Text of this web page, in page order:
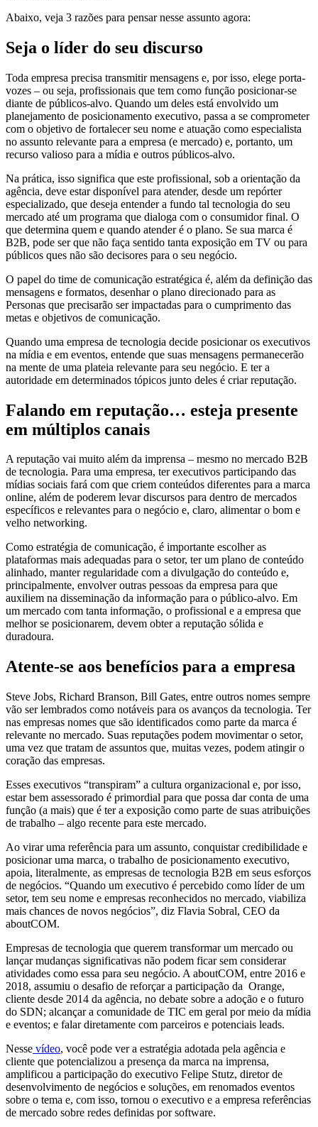
Abaixo, veja 3 razões para pensar nesse assunto agora:
Seja o líder do seu discurso
Toda empresa precisa transmitir mensagens e, por isso, elege porta-
vozes – ou seja, profissionais que tem como função posicionar-se
diante de públicos-alvo. Quando um deles está envolvido um
planejamento de posicionamento executivo, passa a se comprometer
com o objetivo de fortalecer seu nome e atuação como especialista
no assunto relevante para a empresa (e mercado) e, portanto, um
recurso valioso para a mídia e outros públicos-alvo.
Na prática, isso significa que este profissional, sob a orientação da
agência, deve estar disponível para atender, desde um repórter
especializado, que deseja entender a fundo tal tecnologia do seu
mercado até um programa que dialoga com o consumidor final. O
que determina quem e quando atender é o plano. Se sua marca é
B2B, pode ser que não faça sentido tanta exposição em TV ou para
públicos ques não são decisores para o seu negócio.
O papel do time de comunicação estratégica é, além da definição das
mensagens e formatos, desenhar o plano direcionado para as
Personas que precisarão ser impactadas para o cumprimento das
metas e objetivos de comunicação.
Quando uma empresa de tecnologia decide posicionar os executivos
na mídia e em eventos, entende que suas mensagens permanecerão
na mente de uma plateia relevante para seu negócio. E ter a
autoridade em determinados tópicos junto deles é criar reputação.
Falando em reputação… esteja presente
em múltiplos canais
A reputação vai muito além da imprensa – mesmo no mercado B2B
de tecnologia. Para uma empresa, ter executivos participando das
mídias sociais fará com que criem conteúdos diferentes para a marca
online, além de poderem levar discursos para dentro de mercados
específicos e relevantes para o negócio e, claro, alimentar o bom e
velho networking.
Como estratégia de comunicação, é importante escolher as
plataformas mais adequadas para o setor, ter um plano de conteúdo
alinhado, manter regularidade com a divulgação do conteúdo e,
principalmente, envolver outras pessoas da empresa para que
auxiliem na disseminação da informação para o público-alvo. Em
um mercado com tanta informação, o profissional e a empresa que
melhor se posicionarem, devem obter a reputação sólida e
duradoura.
Atente-se aos benefícios para a empresa
Steve Jobs, Richard Branson, Bill Gates, entre outros nomes sempre
vão ser lembrados como notáveis para os avanços da tecnologia. Ter
nas empresas nomes que são identificados como parte da marca é
relevante no mercado. Suas reputações podem movimentar o setor,
uma vez que tratam de assuntos que, muitas vezes, podem atingir o
coração das empresas.
Esses executivos “transpiram” a cultura organizacional e, por isso,
estar bem assessorado é primordial para que possa dar conta de uma
função (a mais) que é ter a exposição como parte de suas atribuições
de trabalho – algo recente para este mercado.
Ao virar uma referência para um assunto, conquistar credibilidade e
posicionar uma marca, o trabalho de posicionamento executivo,
apoia, literalmente, as empresas de tecnologia B2B em seus esforços
de negócios. “Quando um executivo é percebido como líder de um
setor, tem seu nome e empresas reconhecidos no mercado, viabiliza
mais chances de novos negócios”, diz Flavia Sobral, CEO da
aboutCOM.
Empresas de tecnologia que querem transformar um mercado ou
lançar mudanças significativas não podem ficar sem considerar
atividades como essa para seu negócio. A aboutCOM, entre 2016 e
2018, assumiu o desafio de reforçar a participação da Orange,
cliente desde 2014 da agência, no debate sobre a adoção e o futuro
do SDN; alcançar a comunidade de TIC em geral por meio da mídia
e eventos; e falar diretamente com parceiros e potenciais leads.
Nesse vídeo, você pode ver a estratégia adotada pela agência e
cliente que potencializou a presença da marca na imprensa,
amplificou a participação do executivo Felipe Stutz, diretor de
desenvolvimento de negócios e soluções, em renomados eventos
sobre o tema e, com isso, tornou o executivo e a empresa referências
de mercado sobre redes definidas por software.